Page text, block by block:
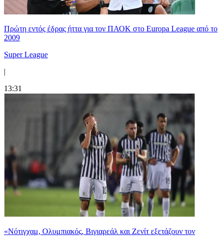
Πρώτη εντός έδρας ήττα για τον ΠΑΟΚ στο Europa League από το
2009
Super League
|
13:31
«Νότιγχαμ, Ολυμπιακός, Βιγιαρεάλ και Ζενίτ εξετάζουν τον